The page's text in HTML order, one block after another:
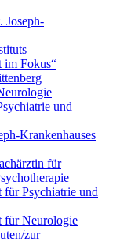
Joseph-
im Fokus“
und
Krankenhauses
für
für Psychiatrie und
für Neurologie
zur